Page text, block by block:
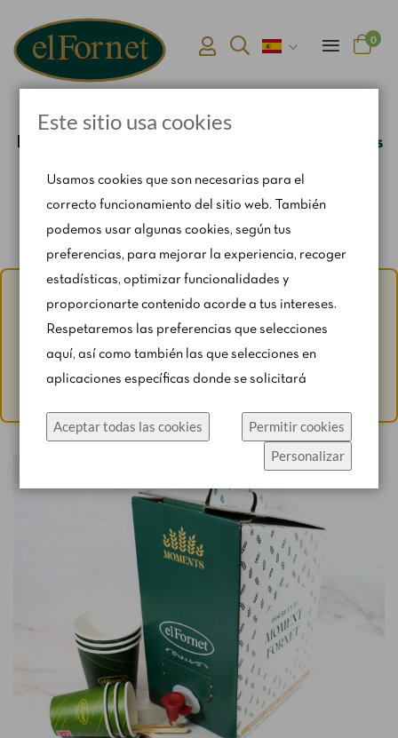
0
Termo de Café y leche para 10 personas
Aviso de verano:
Del 1 al 31 de agosto, con motivo del
periodo vacacional, se restringen ligeramente los horarios
Para cualquier consulta, escríbenos a
Este sitio usa cookies
Usamos cookies que son necesarias para el
correcto funcionamiento del sitio web. También
podemos usar algunas cookies, según tus
preferencias, para mejorar la experiencia, recoger
estadísticas, optimizar funcionalidades y
proporcionarte contenido acorde a tus intereses.
Respetaremos las preferencias que selecciones
aquí, así como también las que selecciones en
aplicaciones específicas donde se solicitará
Haz click en Permitir cookies para aceptar las
cookies e ir directamente al sitio web o haz click en
Configuración de cookies para ver los detalles de
los tipos de cookies y elegir cuáles aceptar.
Más información
Configuración de cookies
Aceptar todas las cookies
Permitir cookies
Personalizar